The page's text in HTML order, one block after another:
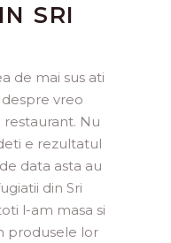
SRI
de mai sus ati
vreo
Nu
e rezultatul
data asta au
din Sri
l-am masa si
produsele lor